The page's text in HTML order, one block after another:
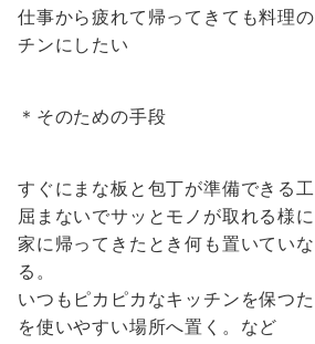
仕事から疲れて帰ってきても料理
チンにしたい
＊そのための手段
すぐにまな板と包丁が準備できる工
屈まないでサッとモノが取れる様に
家に帰ってきたとき何も置いてい
る。
いつもピカピカなキッチンを保つ
を使いやすい場所へ置く。など